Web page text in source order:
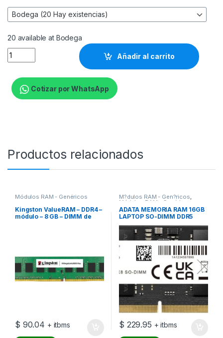
20 available at Bodega
Kingston ValueRAM - DDR4 - módulo - 16 GB - DIMM de
Añadir al carrito
Cotizar por WhatsApp
Productos relacionados
Módulos RAM - Genéricos
Kingston ValueRAM – DDR4 –
módulo – 8 GB – DIMM de
$ 90.04 + itbms
M?dulos RAM - Gen?ricos,
Módulos RAM - Genéricos
ADATA MEMORIA RAM 16GB
LAPTOP SO-DIMM DDR5
4800
$ 229.95 + itbms